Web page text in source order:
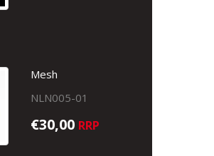
Mesh
NLN005-01
€30,00 RRP